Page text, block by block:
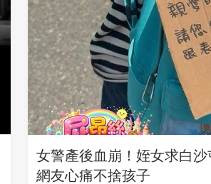
女警產後血崩！姪女求白
網友心痛不捨孩子